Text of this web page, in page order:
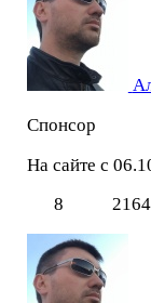
Спонсор
На сайте с
8
2164